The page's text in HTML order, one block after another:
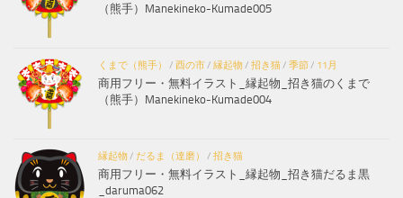
（熊手）Manekineko-Kumade005
くまで（熊手） / 酉の市/ 縁起物/ 招き猫/ 季節/ 11月
商用フリー・無料イラスト_縁起物_招き猫のくまで
（熊手）Manekineko-Kumade004
縁起物/ だるま（達磨） / 招き猫
商用フリー・無料イラスト_縁起物_招き猫だるま黒
_daruma062